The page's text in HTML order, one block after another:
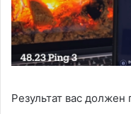
Результат вас должен